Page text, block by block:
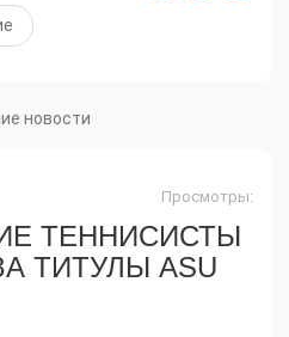
новости
Просмотры:
ТЕННИСИСТЫ
ТИТУЛЫ ASU